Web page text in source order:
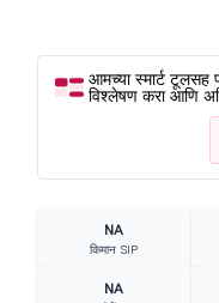
आमच्या स्मार्ट टूलसह
विश्लेषण करा आणि
NA
किमान SIP
NA